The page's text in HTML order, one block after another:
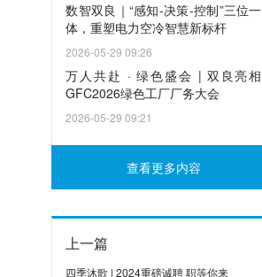
数智双良｜“感知-决策-控制”三位一
体，重塑电力空冷智慧新标杆
2026-05-29 09:26
万人共赴 · 绿色盛会 | 双良亮相
GFC2026绿色工厂厂务大会
2026-05-29 09:21
查看更多内容
上一篇
四季沐歌 | 2024重磅诚聘 职等你来